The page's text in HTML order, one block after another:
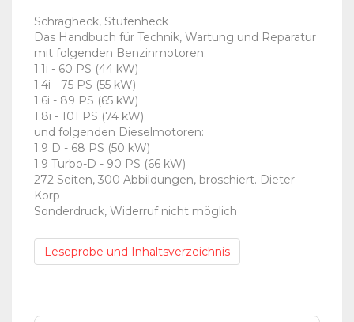
Schrägheck, Stufenheck
Das Handbuch für Technik, Wartung und Reparatur
mit folgenden Benzinmotoren:
1.1i - 60 PS (44 kW)
1.4i - 75 PS (55 kW)
1.6i - 89 PS (65 kW)
1.8i - 101 PS (74 kW)
und folgenden Dieselmotoren:
1.9 D - 68 PS (50 kW)
1.9 Turbo-D - 90 PS (66 kW)
272 Seiten, 300 Abbildungen, broschiert. Dieter
Korp
Sonderdruck, Widerruf nicht möglich
Leseprobe und Inhaltsverzeichnis